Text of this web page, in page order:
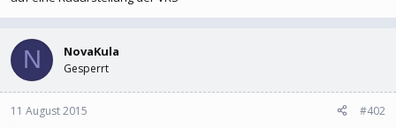
N NovaKula
Gesperrt
11 August 2015 #402